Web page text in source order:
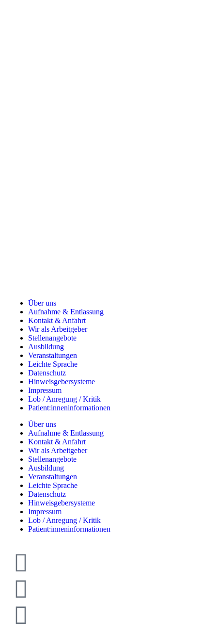
Über uns
Aufnahme & Entlassung
Kontakt & Anfahrt
Wir als Arbeitgeber
Stellenangebote
Ausbildung
Veranstaltungen
Leichte Sprache
Datenschutz
Hinweisgebersysteme
Impressum
Lob / Anregung / Kritik
Patient:inneninformationen
Über uns
Aufnahme & Entlassung
Kontakt & Anfahrt
Wir als Arbeitgeber
Stellenangebote
Ausbildung
Veranstaltungen
Leichte Sprache
Datenschutz
Hinweisgebersysteme
Impressum
Lob / Anregung / Kritik
Patient:inneninformationen